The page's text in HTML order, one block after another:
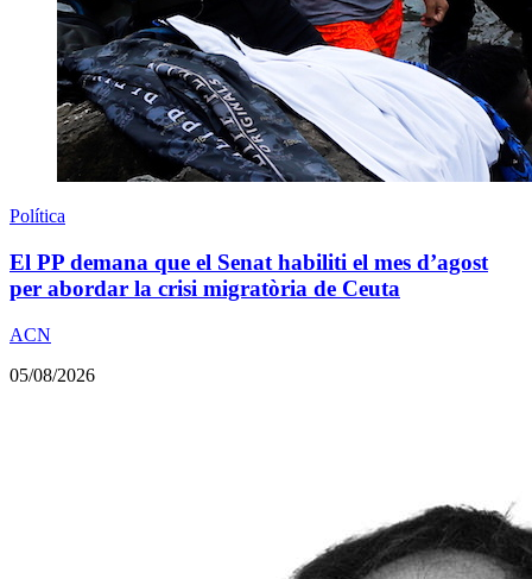
Política
El PP demana que el Senat habiliti el mes d’agost
per abordar la crisi migratòria de Ceuta
ACN
05/08/2026